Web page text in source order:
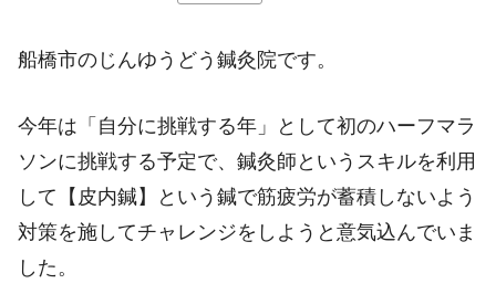
船橋市のじんゆうどう鍼灸院です。
今年は「自分に挑戦する年」として初のハーフマラ
ソンに挑戦する予定で、鍼灸師というスキルを利用
して【皮内鍼】という鍼で筋疲労が蓄積しないよう
対策を施してチャレンジをしようと意気込んでいま
した。